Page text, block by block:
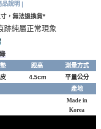
說明 |
，無法退換貨*
跡純屬正常現象
跟高
測量方式
4.5cm
平量公分
產地
Made in
Korea